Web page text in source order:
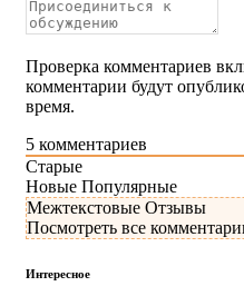
Проверка комментариев
комментарии будут
время.
5 комментариев
Старые
Новые Популярные
Межтекстовые Отзывы
Посмотреть все
Интересное